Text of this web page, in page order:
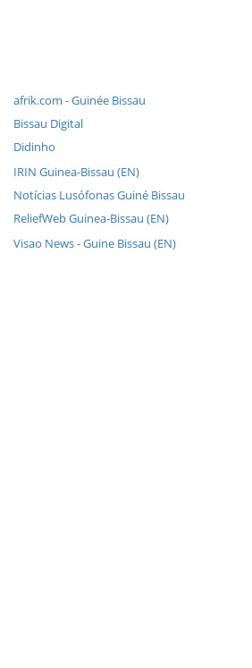
afrik.com - Guinée Bissau
Bissau Digital
Didinho
IRIN Guinea-Bissau (EN)
Notícias Lusófonas Guiné Bissau
ReliefWeb Guinea-Bissau (EN)
Visao News - Guine Bissau (EN)